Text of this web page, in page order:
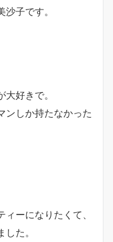
子です。
好きで。
ンしか持たなかった
ーになりたくて、
た。